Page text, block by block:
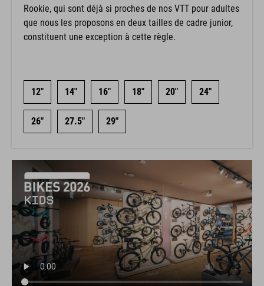
Rookie, qui sont déjà si proches de nos VTT pour adultes
que nous les proposons en deux tailles de cadre junior,
constituent une exception à cette règle.
12" 14" 16" 18" 20" 24"
26" 27.5" 29"